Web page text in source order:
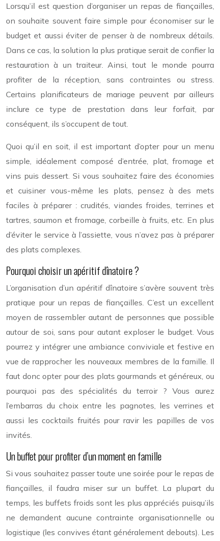
Lorsqu’il est question d’organiser un repas de fiançailles,
on souhaite souvent faire simple pour économiser sur le
budget et aussi éviter de penser à de nombreux détails.
Dans ce cas, la solution la plus pratique serait de confier la
restauration à un traiteur. Ainsi, tout le monde pourra
profiter de la réception, sans contraintes ou stress.
Certains planificateurs de mariage peuvent par ailleurs
inclure ce type de prestation dans leur forfait, par
conséquent, ils s’occupent de tout.
Quoi qu’il en soit, il est important d’opter pour un menu
simple, idéalement composé d’entrée, plat, fromage et
vins puis dessert. Si vous souhaitez faire des économies
et cuisiner vous-même les plats, pensez à des mets
faciles à préparer : crudités, viandes froides, terrines et
tartres, saumon et fromage, corbeille à fruits, etc. En plus
d’éviter le service à l’assiette, vous n’avez pas à préparer
des plats complexes.
Pourquoi choisir un apéritif dînatoire ?
L’organisation d’un apéritif dînatoire s’avère souvent très
pratique pour un repas de fiançailles. C’est un excellent
moyen de rassembler autant de personnes que possible
autour de soi, sans pour autant exploser le budget. Vous
pourrez y intégrer une ambiance conviviale et festive en
vue de rapprocher les nouveaux membres de la famille. Il
faut donc opter pour des plats gourmands et généreux, ou
pourquoi pas des spécialités du terroir ? Vous aurez
l’embarras du choix entre les pagnotes, les verrines et
aussi les cocktails fruités pour ravir les papilles de vos
invités.
Un buffet pour profiter d’un moment en famille
Si vous souhaitez passer toute une soirée pour le repas de
fiançailles, il faudra miser sur un buffet. La plupart du
temps, les buffets froids sont les plus appréciés puisqu’ils
ne demandent aucune contrainte organisationnelle ou
logistique (les convives étant généralement debouts). Les